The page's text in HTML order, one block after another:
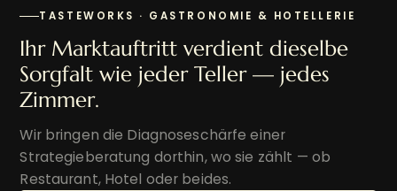
TASTEWORKS · GASTRONOMIE & HOTELLERIE
Ihr Marktauftritt verdient dieselbe
Sorgfalt wie jeder Teller — jedes
Zimmer.
Wir bringen die Diagnoseschärfe einer
Strategieberatung dorthin, wo sie zählt — ob
Restaurant, Hotel oder beides.